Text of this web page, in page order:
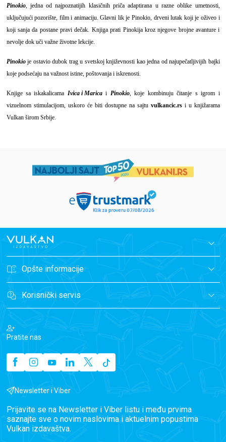
Pinokio, jedna od najpoznatijih klasičnih priča adaptirana u razne oblike umetnosti,
uključujući pozorište, film i animaciju. Glavni lik je Pinokio, drveni lutak koji je oživeo i
koji sanja da postane pravi dečak. Knjiga prati Pinokija kroz njegove brojne avanture i
nevolje dok uči važne životne lekcije.
Pinokio je ostavio dubok trag u svetskoj književnosti kao jedna od najupečatljivijih bajki
koje podsećaju na važnost istine, poštovanja i iskrenosti.
Knjige sa iskakalicama Ivica i Maricai Pinokio, koje kombinuju čitanje s igrom i
vizuelnom stimulacijom, uskoro će biti dostupne na sajtu vulkancic.rsi u knjižarama
Vulkan širom Srbije.
Opšte informacije
Korisnički servis
Pratite nas
Newsletter i Viber
Prijavite se na Newsletter i Viber listu i među prvima
saznajte sve o novim naslovima i aktuelnim popustima
Vulkan izdavaštva.